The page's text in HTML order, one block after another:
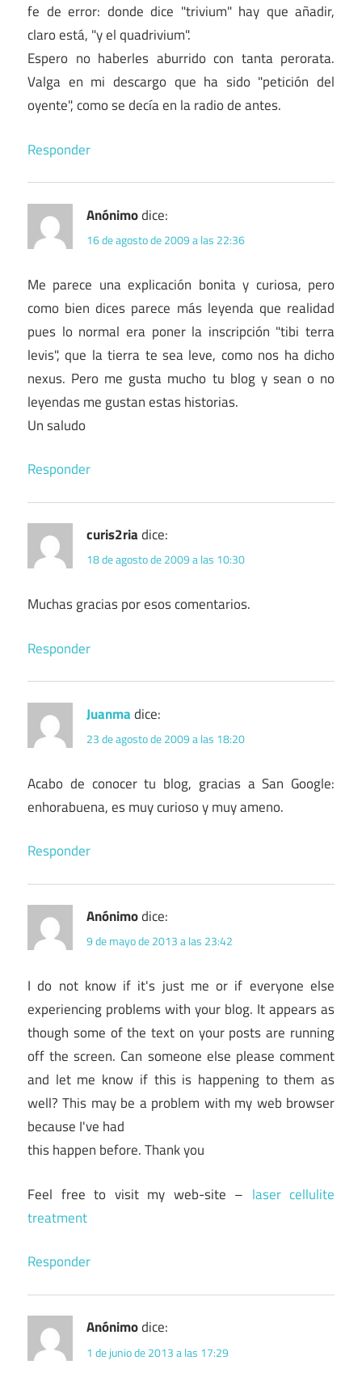
fe de error: donde dice "trivium" hay que añadir,
claro está, "y el quadrivium".
Espero no haberles aburrido con tanta perorata.
Valga en mi descargo que ha sido "petición del
oyente", como se decía en la radio de antes.
Responder
Anónimodice:
16 de agosto de 2009 a las 22:36
Me parece una explicación bonita y curiosa, pero
como bien dices parece más leyenda que realidad
pues lo normal era poner la inscripción "tibi terra
levis", que la tierra te sea leve, como nos ha dicho
nexus. Pero me gusta mucho tu blog y sean o no
leyendas me gustan estas historias.
Un saludo
Responder
curis2riadice:
18 de agosto de 2009 a las 10:30
Muchas gracias por esos comentarios.
Responder
Juanmadice:
23 de agosto de 2009 a las 18:20
Acabo de conocer tu blog, gracias a San Google:
enhorabuena, es muy curioso y muy ameno.
Responder
Anónimodice:
9 de mayo de 2013 a las 23:42
I do not know if it's just me or if everyone else
experiencing problems with your blog. It appears as
though some of the text on your posts are running
off the screen. Can someone else please comment
and let me know if this is happening to them as
well? This may be a problem with my web browser
because I've had
this happen before. Thank you
Feel free to visit my web-site – laser cellulite
treatment
Responder
Anónimodice:
1 de junio de 2013 a las 17:29